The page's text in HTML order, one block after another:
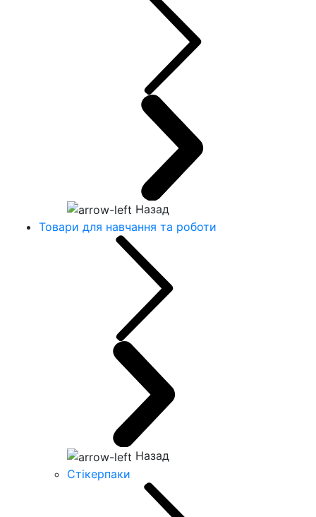
Назад
Товари для навчання та роботи
Назад
Стікерпаки